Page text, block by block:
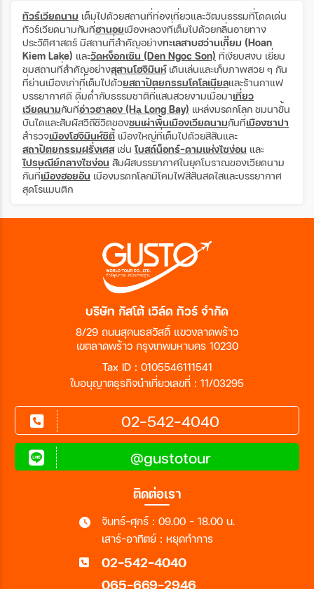
27 มี.ค 70 - 30 มี.ค 70
28 มี.ค 70 - 31 มี.ค 70
30 มี.ค 70 - 02 เม.ย 70
31 มี.ค 70 - 03 เม.ย 70
ทัวร์เวียดนาม เต็มไปด้วยสถานที่ท่องเที่ยวและวัฒนธรรมที่โดดเด่น
ทัวร์เวียดนามกันที่ฮานอยเมืองหลวงที่เต็มไปด้วยกลิ่นอายทาง
ประวัติศาสตร์ มีสถานที่สำคัญอย่างทะเลสาบฮว่านเกี๊ยม (Hoan
Kiem Lake) และวัดหง็อกเซิน (Den Ngoc Son) ที่เงียบสงบ เยี่ยม
ชมสถานที่สำคัญอย่างสุสานโฮจิมินห์เดินเล่นและเก็บภาพสวย ๆ กัน
ที่ย่านเมืองเก่าที่เต็มไปด้วยสถาปัตยกรรมโคโลเนียลและร้านกาแฟ
บรรยากาศดี ดื่มด่ำกับธรรมชาติที่แสนสวยงามเมื่อมาเที่ยว
เวียดนามกันที่อ่าวฮาลอง (Hạ Long Bay) แหล่งมรดกโลก ชมนาขั้น
บันไดและสัมผัสวิถีชีวิตของชนเผ่าพื้นเมืองเวียดนามกันที่เมืองซาปา
สำรวจเมืองโฮจิมินห์ซิตี้ เมืองใหญ่ที่เต็มไปด้วยสีสันและ
สถาปัตยกรรมฝรั่งเศสเช่น โบสถ์น็อทร์-ดามแห่งไซง่อน และ
ไปรษณีย์กลางไซง่อน สัมผัสบรรยากาศในยุคโบราณของเวียดนาม
กันที่เมืองฮอยอัน เมืองมรดกโลกมีโคมไฟสีสันสดใสและบรรยากาศ
สุดโรแมนติก
บริษัท กัสโต้ เวิล์ด ทัวร์ จำกัด
8/29 ถนนสุคนธสวัสดิ์ แขวงลาดพร้าว
เขตลาดพร้าว กรุงเทพมหานคร 10230
Tax ID : 0105546111541
ใบอนุญาตธุรกิจนำเที่ยวเลขที่ : 11/03295
02-542-4040
@gustotour
ติดต่อเรา
จันทร์-ศุกร์ : 09.00 - 18.00 น.
เสาร์-อาทิตย์ : หยุดทำการ
02-542-4040
065-669-2946